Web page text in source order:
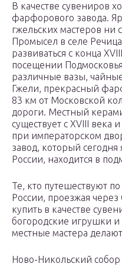
В качестве сувениров
фарфорового завода.
гжельских мастеров ни
Промысел в селе
развиваться с конца
посещении
различные вазы,
Гжели, прекрасный
83 км от Московской
дороги. Местный
существует с XVIII века
при императорском
завод, который
России, находится в
Те, кто путешествуют
России, проезжая через
купить в качестве
богородские игрушки
местные мастера
Ново-Никольский